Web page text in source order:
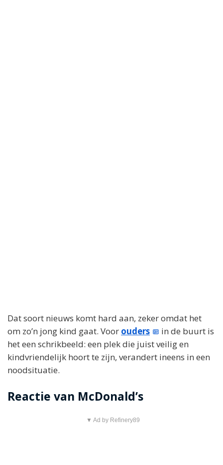
Dat soort nieuws komt hard aan, zeker omdat het
om zo’n jong kind gaat. Voor ouders
in de buurt is
het een schrikbeeld: een plek die juist veilig en
kindvriendelijk hoort te zijn, verandert ineens in een
noodsituatie.
Reactie van McDonald’s
▼ Ad by Refinery89